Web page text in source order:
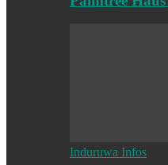
Induruwa Infos